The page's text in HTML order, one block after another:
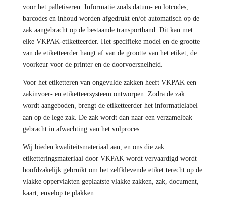
voor het palletiseren. Informatie zoals datum- en lotcodes,
barcodes en inhoud worden afgedrukt en/of automatisch op de
zak aangebracht op de bestaande transportband. Dit kan met
elke VKPAK-etiketteerder. Het specifieke model en de grootte
van de etiketteerder hangt af van de grootte van het etiket, de
voorkeur voor de printer en de doorvoersnelheid.
Voor het etiketteren van ongevulde zakken heeft VKPAK een
zakinvoer- en etiketteersysteem ontworpen. Zodra de zak
wordt aangeboden, brengt de etiketteerder het informatielabel
aan op de lege zak. De zak wordt dan naar een verzamelbak
gebracht in afwachting van het vulproces.
Wij bieden kwaliteitsmateriaal aan, en ons die zak
etiketteringsmateriaal door VKPAK wordt vervaardigd wordt
hoofdzakelijk gebruikt om het zelfklevende etiket terecht op de
vlakke oppervlakten geplaatste vlakke zakken, zak, document,
kaart, envelop te plakken.